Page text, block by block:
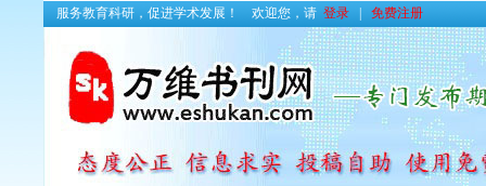
服务教育科研，促进学术发展！ 欢迎您，请 登录 免费注册